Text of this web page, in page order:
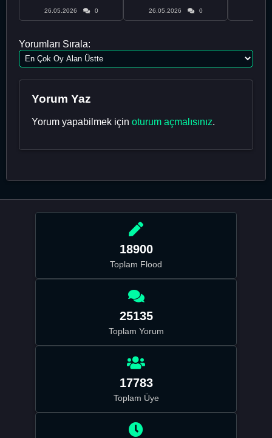
26.05.2026 0 26.05.2026 0
Yorumları Sırala:
Yorum Yaz
Yorum yapabilmek için oturum açmalısınız.
18900
Toplam Flood
25135
Toplam Yorum
17783
Toplam Üye